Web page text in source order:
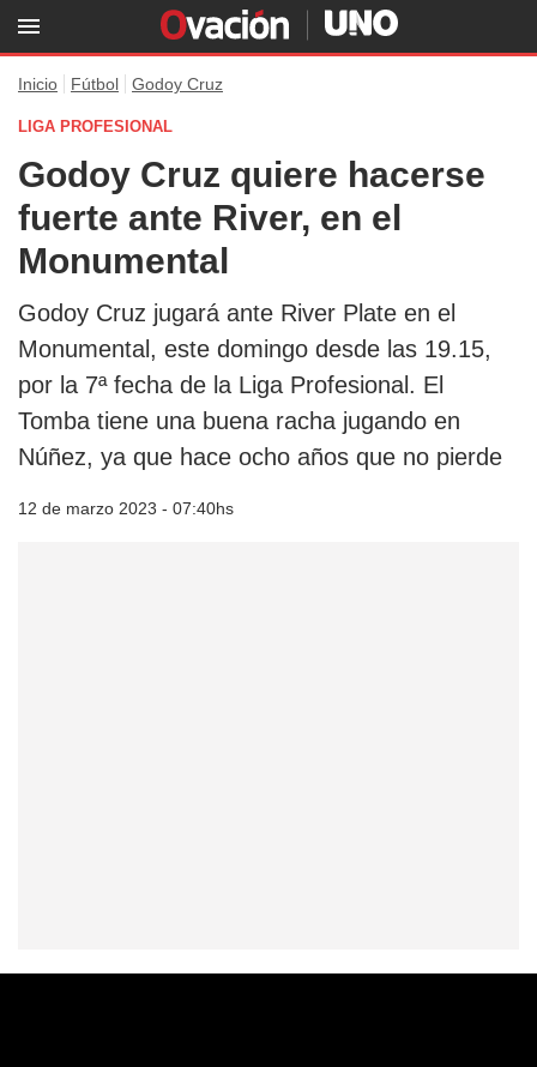
Inicio Fútbol Godoy Cruz
LIGA PROFESIONAL
Godoy Cruz quiere hacerse
fuerte ante River, en el
Monumental
Godoy Cruz jugará ante River Plate en el
Monumental, este domingo desde las 19.15,
por la 7ª fecha de la Liga Profesional. El
Tomba tiene una buena racha jugando en
Núñez, ya que hace ocho años que no pierde
12 de marzo 2023 - 07:40hs